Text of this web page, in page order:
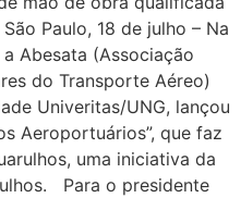
Paulo, 18 de julho – Na
Abesata (Associação
do Transporte Aéreo)
Univeritas/UNG, lançou
Aeroportuários”, que faz
uma iniciativa da
Para o presidente